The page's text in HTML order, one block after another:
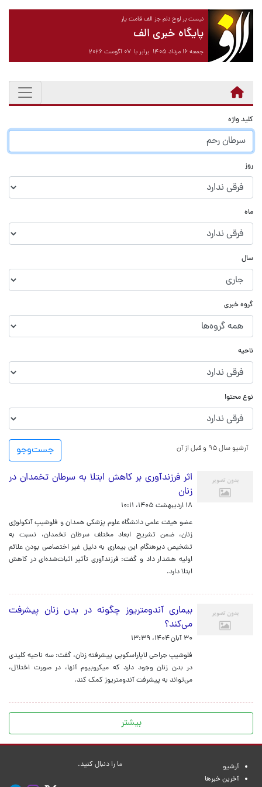
نیست بر لوح دلم جز الف قامت یار
پایگاه خبری الف
جمعه ۱۶ مرداد ۱۴۰۵ برابر با ۰۷ آگوست ۲۰۲۶
کلید واژه
روز
ماه
سال
گروه خبری
ناحیه
نوع محتوا
جست‌و‌جو آرشیو سال ۹۵ و قبل از آن
اثر فرزندآوری بر کاهش ابتلا به سرطان تخمدان در
زنان
۱۸ اردیبهشت ۱۴۰۵، ۱۰:۱۱
عضو هیئت علمی دانشگاه علوم پزشکی همدان و فلوشیپ آنکولوژی
زنان، ضمن تشریح ابعاد مختلف سرطان تخمدان، نسبت به
تشخیص دیرهنگام این بیماری به دلیل غیر اختصاصی بودن علائم
اولیه هشدار داد و گفت: فرزندآوری تأثیر اثبات‌شده‌ای در کاهش
ابتلا دارد.
بیماری آندومتریوز چگونه در بدن زنان پیشرفت
می‌کند؟
۳۰ آبان ۱۴۰۴، ۱۳:۳۹
فلوشیپ جراحی لاپاراسکوپی پیشرفته زنان، گفت: سه ناحیه کلیدی
در بدن زنان وجود دارد که میکروبیوم آنها، در صورت اختلال،
می‌تواند به پیشرفت آندومتریوز کمک کند.
بیشتر
آرشیو
آخرین خبرها
ما را دنبال کنید.